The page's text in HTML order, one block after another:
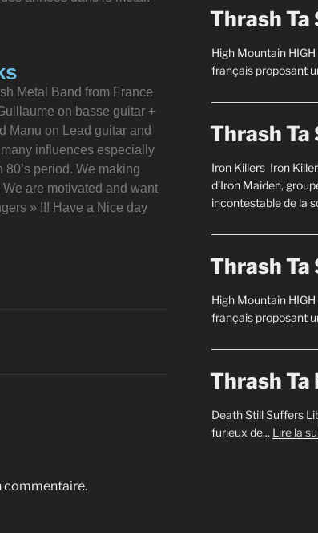
Metal Band from France
on basse guitar +
Manu on Lead guitar and
influences especially
period. We making
are motivated and want
» !!! Have a Nice day
commentaire.
Thrash
High Mountain
français proposant
Thrash
Iron Killers Iron
d’Iron Maiden,
incontestable de la
Thrash
High Mountain
français proposant
Thrash
Death Still Suffers
furieux de... Lire la